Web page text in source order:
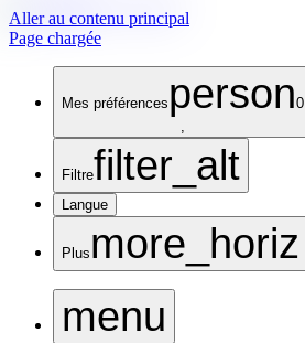
Aller au contenu principal
Page chargée
Mes préférences person0
,
Filtrefilter_alt
Langue
Plus more_horiz
menu